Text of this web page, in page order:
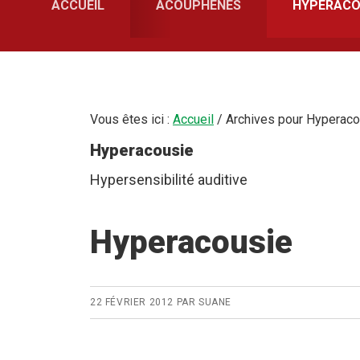
ACCUEIL ACOUPHÈNES
Vous êtes ici : Accueil / Archives pour
Hyperacousie
Hypersensibilité auditive
Hyperacousie
22 FÉVRIER 2012 PAR SUANE